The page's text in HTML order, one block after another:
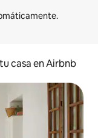
casa en Airbnb